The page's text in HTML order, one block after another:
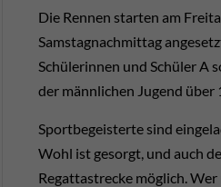
Die Rennen starten am
Samstagnachmittag
Schülerinnen und Schüler A
der männlichen Jugend über
Sportbegeisterte sind
Wohl ist gesorgt, und auch
Regattastrecke möglich.